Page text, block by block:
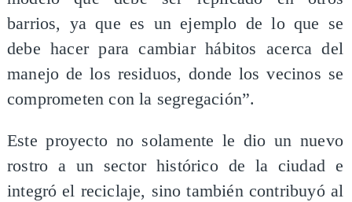
barrios, ya que es un ejemplo de lo que se
debe hacer para cambiar hábitos acerca del
manejo de los residuos, donde los vecinos se
comprometen con la segregación”.
Este proyecto no solamente le dio un nuevo
rostro a un sector histórico de la ciudad e
integró el reciclaje, sino también contribuyó al